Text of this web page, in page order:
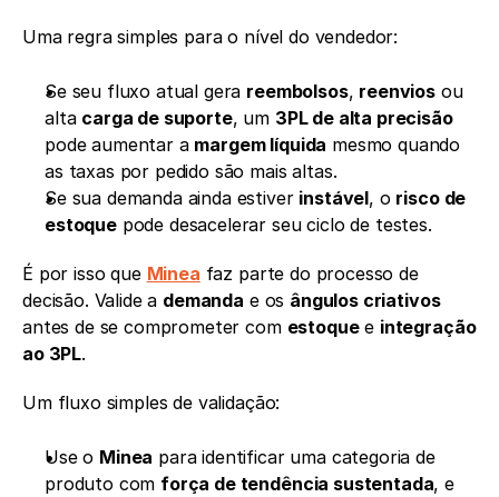
Uma regra simples para o nível do vendedor:
Se seu fluxo atual gera reembolsos, reenvios ou
alta carga de suporte, um 3PL de alta precisão
pode aumentar a margem líquida mesmo quando
as taxas por pedido são mais altas.
Se sua demanda ainda estiver instável, o risco de
estoque pode desacelerar seu ciclo de testes.
É por isso que Minea faz parte do processo de
decisão. Valide a demanda e os ângulos criativos
antes de se comprometer com estoque e integração
ao 3PL.
Um fluxo simples de validação:
Use o Minea para identificar uma categoria de
produto com força de tendência sustentada, e